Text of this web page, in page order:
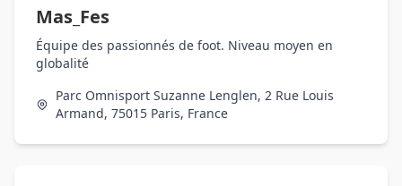
Mas_Fes
Équipe des passionnés de foot. Niveau moyen en
globalité
Parc Omnisport Suzanne Lenglen, 2 Rue Louis
Armand, 75015 Paris, France